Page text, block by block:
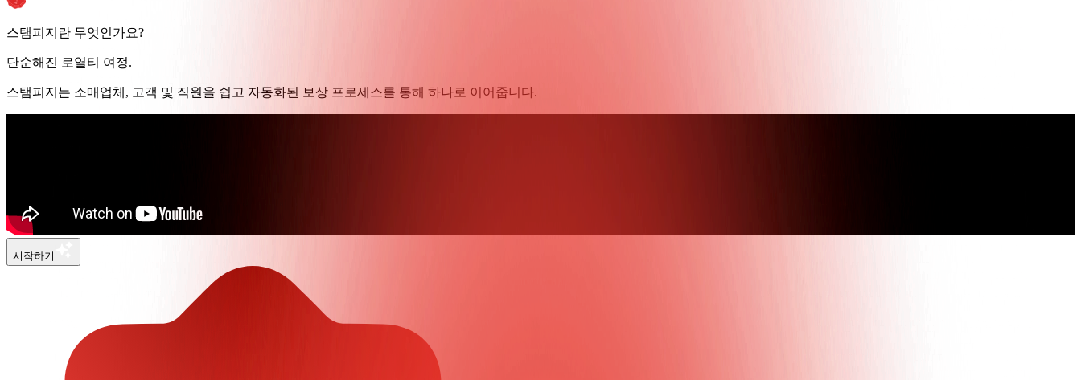
스탬피지란 무엇인가요?
단순해진 로열티 여정.
스탬피지는 소매업체, 고객 및 직원을 쉽고 자동화된 보상 프로세스를 통해 하나로 이어줍니다.
시작하기